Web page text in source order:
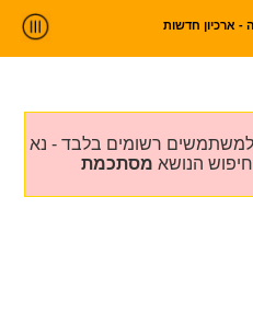
- ארכיון חדשות
למשתמשים רשומים בלבד - נא
הנושא מסתכמת